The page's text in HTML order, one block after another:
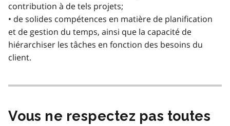
contribution à de tels projets;
• de solides compétences en matière de planification
et de gestion du temps, ainsi que la capacité de
hiérarchiser les tâches en fonction des besoins du
client.
Vous ne respectez pas toutes